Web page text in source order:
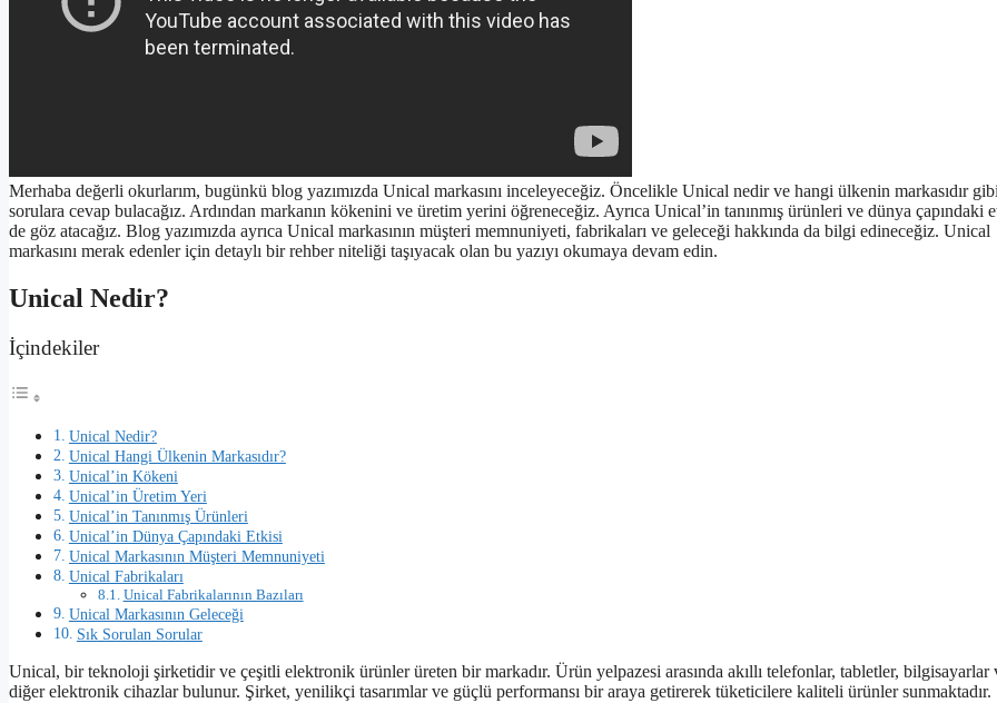
Merhaba değerli okurlarım, bugünkü blog yazımızda Unical markasını inceleyeceğiz. Öncelikle Unical nedir ve hangi ülkenin markasıdır
sorulara cevap bulacağız. Ardından markanın kökenini ve üretim yerini öğreneceğiz. Ayrıca Unical’in tanınmış ürünleri ve dünya çapındaki
de göz atacağız. Blog yazımızda ayrıca Unical markasının müşteri memnuniyeti, fabrikaları ve geleceği hakkında da bilgi edineceğiz. Unical
markasını merak edenler için detaylı bir rehber niteliği taşıyacak olan bu yazıyı okumaya devam edin.
Unical Nedir?
İçindekiler
Unical Nedir?
Unical Hangi Ülkenin Markasıdır?
Unical’in Kökeni
Unical’in Üretim Yeri
Unical’in Tanınmış Ürünleri
Unical’in Dünya Çapındaki Etkisi
Unical Markasının Müşteri Memnuniyeti
Unical Fabrikaları
Unical Fabrikalarının Bazıları
Unical Markasının Geleceği
Sık Sorulan Sorular
Unical, bir teknoloji şirketidir ve çeşitli elektronik ürünler üreten bir markadır. Ürün yelpazesi arasında akıllı telefonlar, tabletler, bilgisayarlar
diğer elektronik cihazlar bulunur. Şirket, yenilikçi tasarımlar ve güçlü performansı bir araya getirerek tüketicilere kaliteli ürünler sunmaktadır.